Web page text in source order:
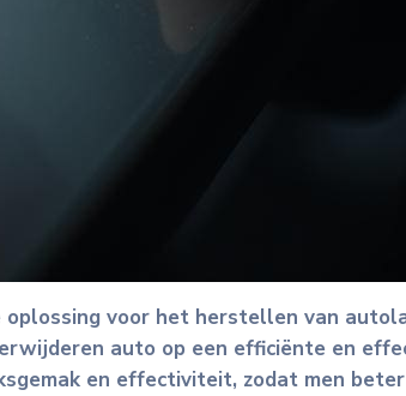
voor het herstellen van
auto op een efficiënte en
en effectiviteit, zodat men